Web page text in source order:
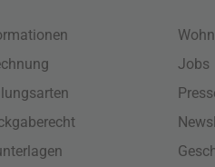
Jobs